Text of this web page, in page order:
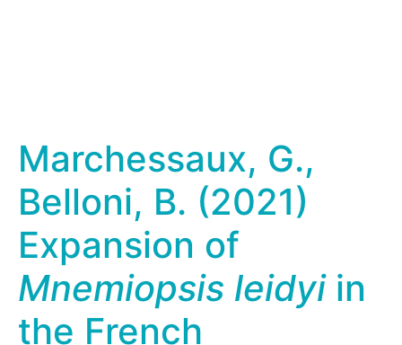
Marchessaux, G.,
Belloni, B. (2021)
Expansion of
Mnemiopsis leidyiin
the French